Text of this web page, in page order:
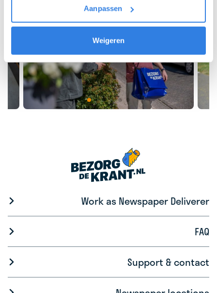
Aanpassen
Weigeren
Work as Newspaper Deliverer
FAQ
Support & contact